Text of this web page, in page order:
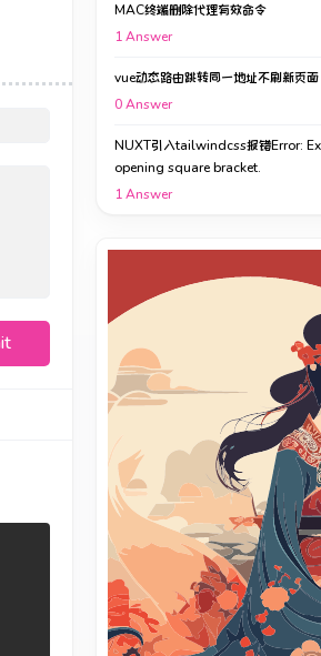
MAC终端删除代理有效命令
1Answer
vue动态路由跳转同一地址不刷新页面
0Answer
NUXT引入tailwindcss报错Error:
opening square bracket.
1Answer